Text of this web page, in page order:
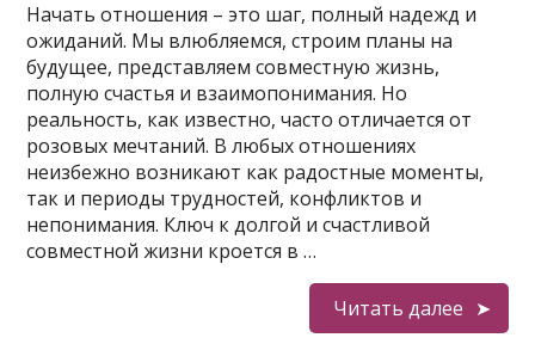
Начать отношения – это шаг, полный надежд и
ожиданий. Мы влюбляемся, строим планы на
будущее, представляем совместную жизнь,
полную счастья и взаимопонимания. Но
реальность, как известно, часто отличается от
розовых мечтаний. В любых отношениях
неизбежно возникают как радостные моменты,
так и периоды трудностей, конфликтов и
непонимания. Ключ к долгой и счастливой
совместной жизни кроется в …
Читать далее